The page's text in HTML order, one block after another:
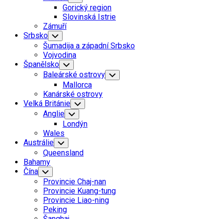
Child
Menu
Gorický region
Slovinská Istrie
Zámuří
Srbsko Toggle
Child
Menu
Šumadija a západní Srbsko
Vojvodina
Španělsko Toggle
Child
Menu
Baleárské ostrovy Toggle
Child
Mallorca
Kanárské ostrovy
Velká Británie Toggle
Child
Menu
Anglie Toggle
Child
Menu
Londýn
Wales
Austrálie Toggle
Child
Menu
Queensland
Bahamy
Čína Toggle
Child
Menu
Provincie Chaj-nan
Provincie Kuang-tung
Provincie Liao-ning
Peking